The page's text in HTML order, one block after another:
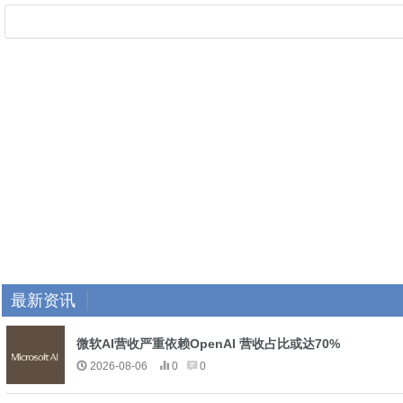
最新资讯
微软AI营收严重依赖OpenAI 营收占比或达70%
2026-08-06 0 0